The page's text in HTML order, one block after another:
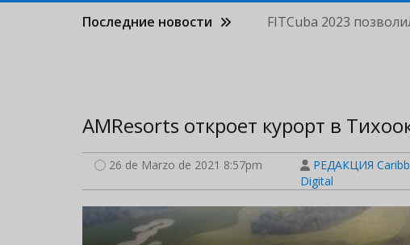
Последние новости FITCuba 2023
AMResorts откроет курорт в
26 de Marzo de 2021 8:57pm
РЕДАКЦИЯ
Digital